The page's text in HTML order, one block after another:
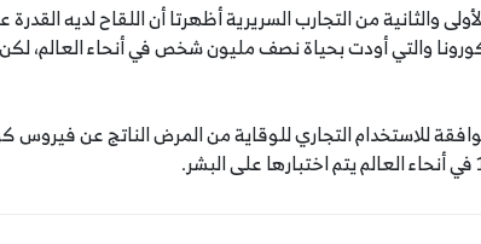
والثانية من التجارب السريرية أظهرتا أن اللقاح لديه
والتي أودت بحياة نصف مليون شخص في أنحاء العالم،
للاستخدام التجاري للوقاية من المرض الناتج عن فيروس